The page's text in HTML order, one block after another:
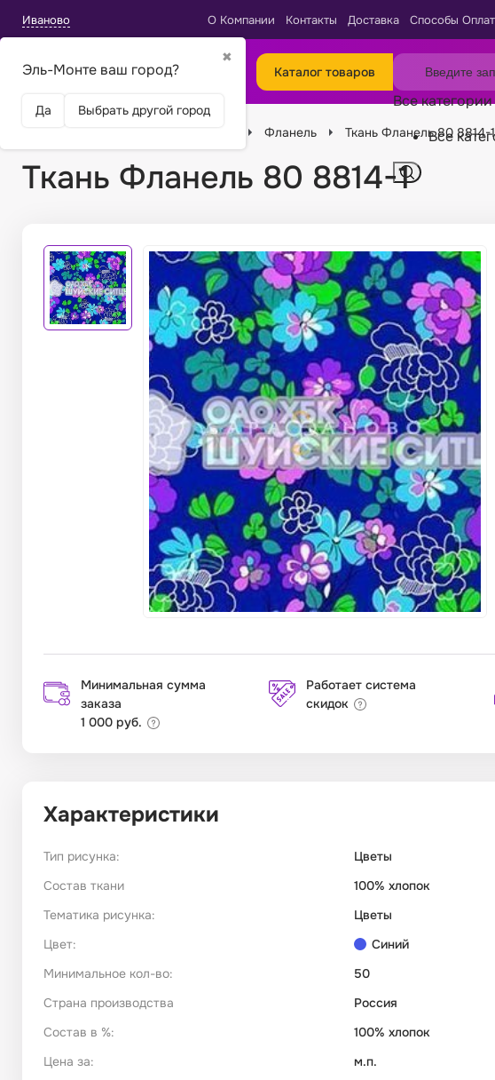
Иваново
✖
Эль-Монте ваш город?
Да Выбрать другой город
О Компании Контакты Доставка Способы
Каталог товаров
Все категории
Все
Фланель Ткань Фланель 80 8814-1
Ткань Фланель 80 8814-1
Минимальная сумма
заказа
1 000 руб.
Работает система
скидок
Характеристики
Тип рисунка:
Цветы
Состав ткани
100% хлопок
Тематика рисунка:
Цветы
Цвет:
Синий
Минимальное кол-во:
50
Страна производства
Россия
Состав в %:
100% хлопок
Цена за:
м.п.